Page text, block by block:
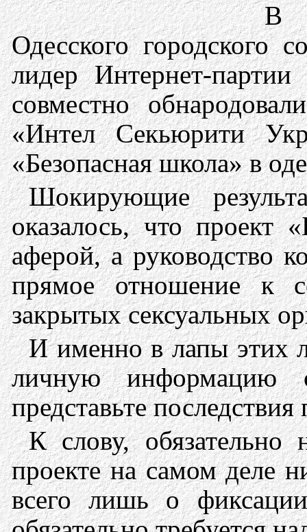
В
Одесского городского
лидер Интернет-
совместно
«Интел Секьюрити
«Безопасная школа» в
Шокирующие
оказалось, что проект
аферой, а руководство
прямое отношение к
закрытых сексуальных
И именно в лапы этих
личную информацию
представьте
К слову,
проекте на самом деле
всего лишь о